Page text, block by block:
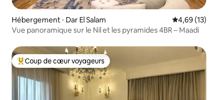
Hébergement ⋅ Dar El Salam Évaluation
4,69 (13)
Vue panoramique sur le Nil et les pyramides 4BR – Maadi
Coups de cœur voyageurs les plus appréciés
Coup de cœur voyageurs